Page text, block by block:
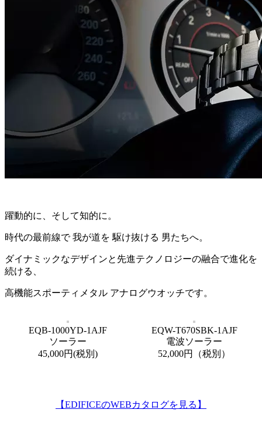
躍動的に、そして知的に。
時代の最前線で我が道を 駆け抜ける 男たちへ。
ダイナミックなデザインと 先進テクノロジーの融合で進化を
続ける、
高機能スポーティメタル アナログウオッチです。
EQB-1000YD-1AJF
ソーラー
45,000円(税別)
EQW-T670SBK-1AJF
電波ソーラー
52,000円（税別）
【EDIFICEのWEBカタログを見る】